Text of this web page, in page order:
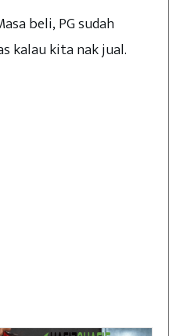
beli, PG sudah
kalau kita nak jual.